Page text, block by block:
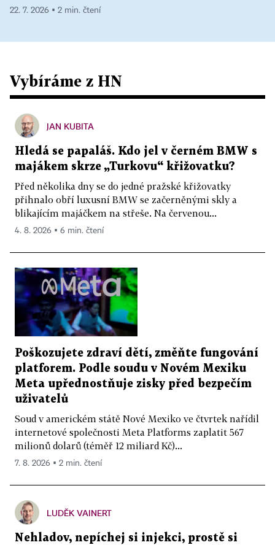
22. 7. 2026 ▪ 2 min. čtení
Vybíráme z HN
JAN KUBITA
Hledá se papaláš. Kdo jel v černém BMW s
majákem skrze „Turkovu“ křižovatku?
Před několika dny se do jedné pražské křižovatky
přihnalo obří luxusní BMW se začerněnými skly a
blikajícím majáčkem na střeše. Na červenou...
4. 8. 2026 ▪ 6 min. čtení
Poškozujete zdraví dětí, změňte fungování
platforem. Podle soudu v Novém Mexiku
Meta upřednostňuje zisky před bezpečím
uživatelů
Soud v americkém státě Nové Mexiko ve čtvrtek nařídil
internetové společnosti Meta Platforms zaplatit 567
milionů dolarů (téměř 12 miliard Kč)...
7. 8. 2026 ▪ 2 min. čtení
LUDĚK VAINERT
Nehladov, nepíchej si injekci, prostě si